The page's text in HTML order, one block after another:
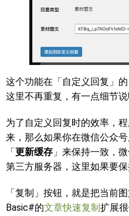
这个功能在「自定义回复」
这里不再重复，有一点细节说
为了自定义回复时的效率，
来，那么如果你在微信公众
「更新缓存 」来保持一致，
第三方服务器，这里如果要
「复制」按钮，就是把当前
Basic#的文章快速复制扩展